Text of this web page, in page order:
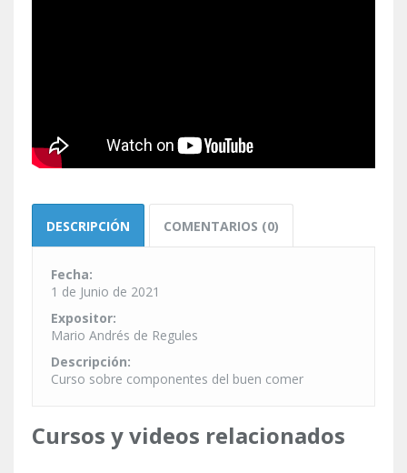
DESCRIPCIÓN COMENTARIOS (0)
Fecha:
1 de Junio de 2021
Expositor:
Mario Andrés de Regules
Descripción:
Curso sobre componentes del buen comer
Cursos y videos relacionados